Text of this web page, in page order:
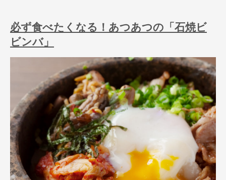
必ず食べたくなる！あつあつの「石焼ビ
ビンバ」